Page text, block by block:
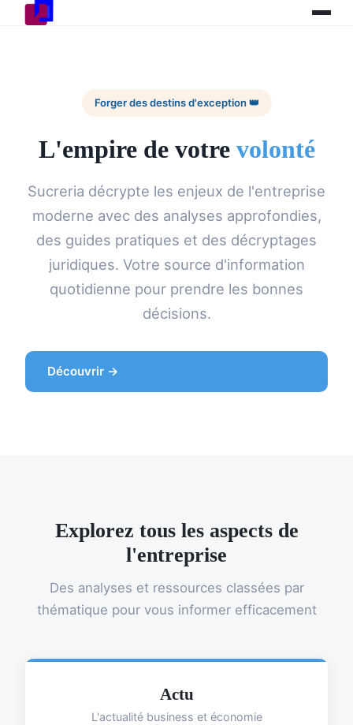
Forger des destins d'exception 👑
L'empire de votre volonté
Sucreria décrypte les enjeux de l'entreprise
moderne avec des analyses approfondies,
des guides pratiques et des décryptages
juridiques. Votre source d'information
quotidienne pour prendre les bonnes
décisions.
Découvrir →
Explorez tous les aspects de
l'entreprise
Des analyses et ressources classées par
thématique pour vous informer efficacement
Actu
L'actualité business et économie